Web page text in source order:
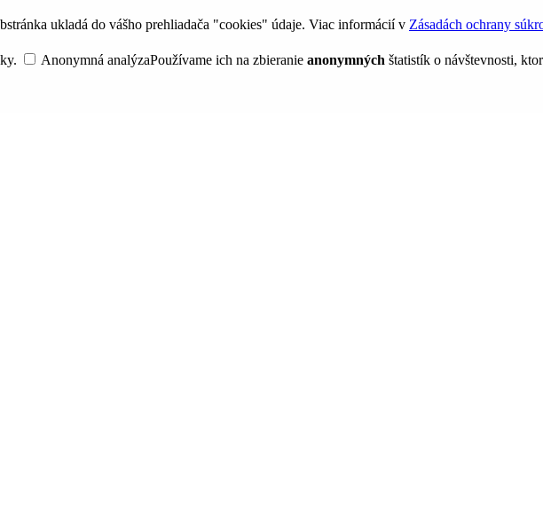
ukladá do vášho prehliadača "cookies" údaje. Viac informácií v Zásadách ochrany
Anonymná analýzaPoužívame ich na zbieranie anonymných štatistík o návštevnosti,